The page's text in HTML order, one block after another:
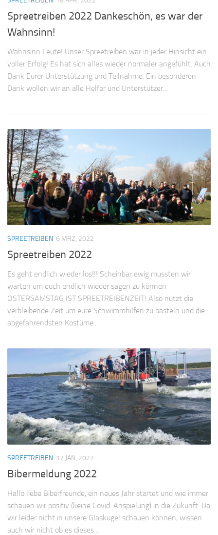
Spreetreiben 2022 Dankeschön, es war der
Wahnsinn!
Wahnsinn Leute! Unser Spreetreiben war in jeder Hinsicht ein
voller Erfolg! Es hat sich alles wieder normaler angefühlt. Auch
Dank Eurer Unterstützung und Teilnahme. Ein besonderen
Dank wollen wir an alle Helfer und Unterstützer...
SPREETREIBEN 6 MRZ, 2022
Spreetreiben 2022
Es geht endlich wieder los!!! Scheinbar ewig mussten wir
warten um euch endlich wieder sagen zu können
OSTERSAMSTAG IST SPREETREIBENZEIT! Also nutzt die
verbleibende Zeit um eure Schwimmhilfen zu basteln und die
abgefahrendsten Kostüme...
SPREETREIBEN 17 JAN, 2022
Bibermeldung 2022
Hallo liebe Biberfreunde, ein neues Jahr startet und wie immer
schauen wir positiv (keine Covid-Anspielung) in die Zukunft. Da
wir leider nicht in unsere Glaskugel schauen können, wissen
auch wir nicht ob es dieses...